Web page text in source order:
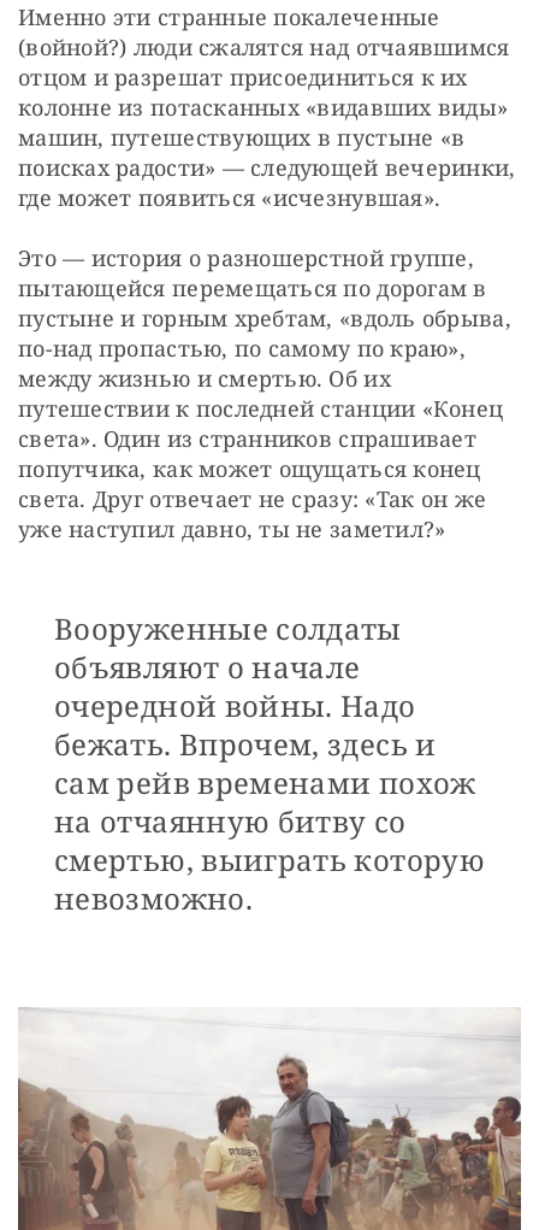
Именно эти странные покалеченные
(войной?) люди сжалятся над отчаявшимся
отцом и разрешат присоединиться к их
колонне из потасканных «видавших виды»
машин, путешествующих в пустыне «в
поисках радости» — следующей вечеринки,
где может появиться «исчезнувшая».
Это — история о разношерстной группе,
пытающейся перемещаться по дорогам в
пустыне и горным хребтам, «вдоль обрыва,
по-над пропастью, по самому по краю»,
между жизнью и смертью. Об их
путешествии к последней станции «Конец
света». Один из странников спрашивает
попутчика, как может ощущаться конец
света. Друг отвечает не сразу: «Так он же
уже наступил давно, ты не заметил?»
Вооруженные солдаты
объявляют о начале
очередной войны. Надо
бежать. Впрочем, здесь и
сам рейв временами похож
на отчаянную битву со
смертью, выиграть которую
невозможно.